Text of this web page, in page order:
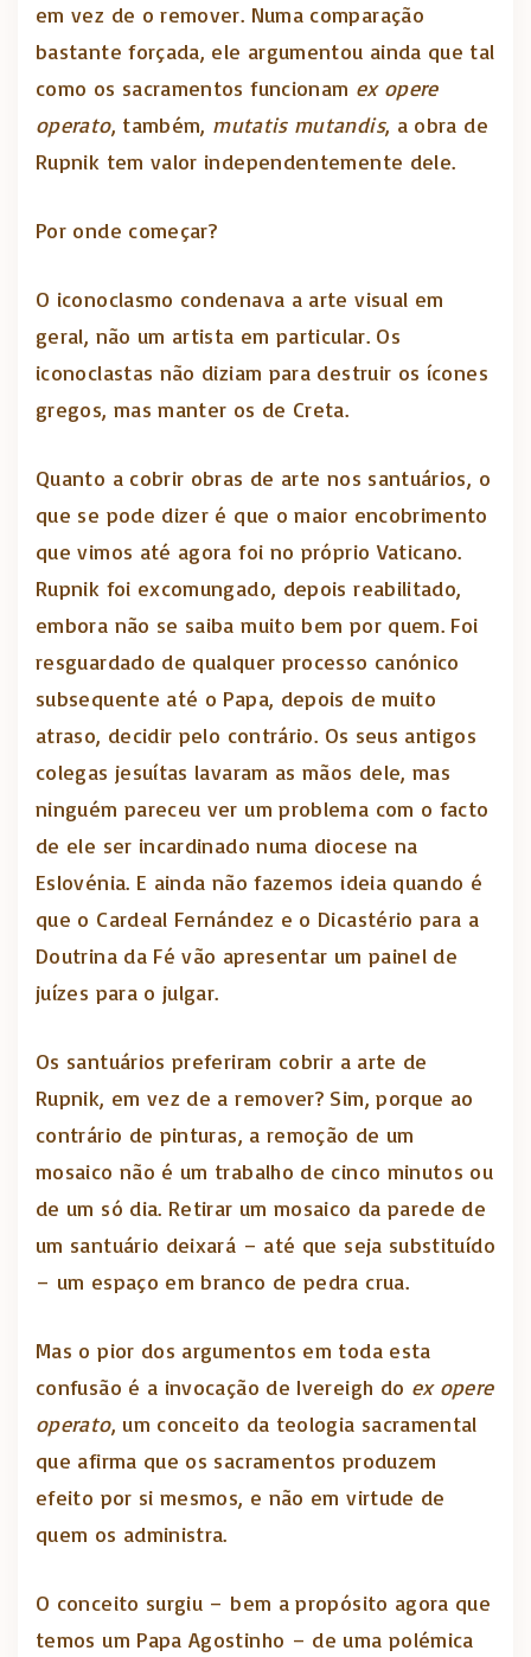
em vez de o remover. Numa comparação
bastante forçada, ele argumentou ainda que tal
como os sacramentos funcionam ex opere
operato, também, mutatis mutandis, a obra de
Rupnik tem valor independentemente dele.
Por onde começar?
O iconoclasmo condenava a arte visual em
geral, não um artista em particular. Os
iconoclastas não diziam para destruir os ícones
gregos, mas manter os de Creta.
Quanto a cobrir obras de arte nos santuários, o
que se pode dizer é que o maior encobrimento
que vimos até agora foi no próprio Vaticano.
Rupnik foi excomungado, depois reabilitado,
embora não se saiba muito bem por quem. Foi
resguardado de qualquer processo canónico
subsequente até o Papa, depois de muito
atraso, decidir pelo contrário. Os seus antigos
colegas jesuítas lavaram as mãos dele, mas
ninguém pareceu ver um problema com o facto
de ele ser incardinado numa diocese na
Eslovénia. E ainda não fazemos ideia quando é
que o Cardeal Fernández e o Dicastério para a
Doutrina da Fé vão apresentar um painel de
juízes para o julgar.
Os santuários preferiram cobrir a arte de
Rupnik, em vez de a remover? Sim, porque ao
contrário de pinturas, a remoção de um
mosaico não é um trabalho de cinco minutos ou
de um só dia. Retirar um mosaico da parede de
um santuário deixará – até que seja substituído
– um espaço em branco de pedra crua.
Mas o pior dos argumentos em toda esta
confusão é a invocação de Ivereigh do ex opere
operato, um conceito da teologia sacramental
que afirma que os sacramentos produzem
efeito por si mesmos, e não em virtude de
quem os administra.
O conceito surgiu – bem a propósito agora que
temos um Papa Agostinho – de uma polémica